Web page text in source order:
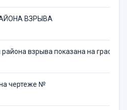
ВЗРЫВА
взрыва показана на
чертеже №